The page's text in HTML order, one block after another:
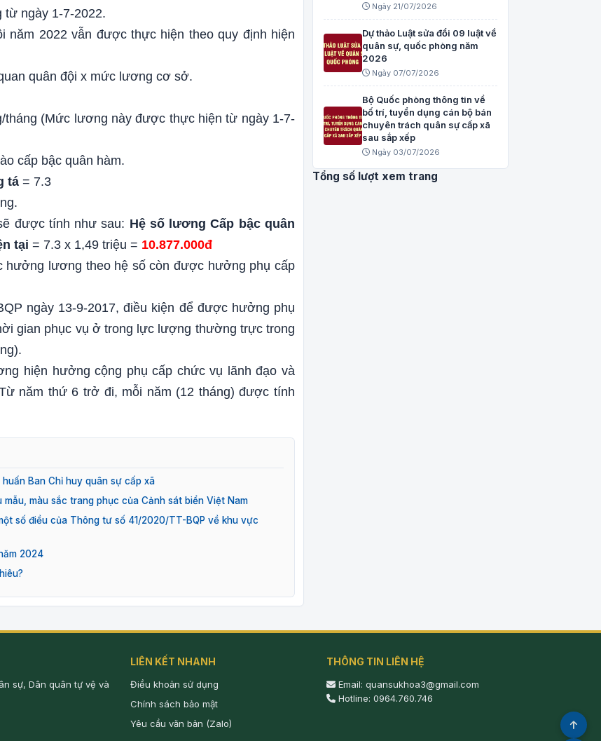
từ ngày 1-7-2022.
năm 2022 vẫn được thực hiện theo quy định hiện
quân đội x mức lương cơ sở.
(Mức lương này được thực hiện từ ngày 1-7-
cấp bậc quân hàm.
tá = 7.3
được tính như sau: Hệ số lương Cấp bậc quân
tại = 7.3 x 1,49 triệu = 10.877.000đ
hưởng lương theo hệ số còn được hưởng phụ cấp
ngày 13-9-2017, điều kiện để được hưởng phụ
gian phục vụ ở trong lực lượng thường trực trong
hiện hưởng cộng phụ cấp chức vụ lãnh đạo và
năm thứ 6 trở đi, mỗi năm (12 tháng) được tính
Ban Chỉ huy quân sự cấp xã
màu sắc trang phục của Cảnh sát biển Việt Nam
số điều của Thông tư số 41/2020/TT-BQP về khu vực
2024
Ngày 21/07/2026
Dự thảo Luật sửa đổi 09 luật về
quân sự, quốc phòng năm
2026
Ngày 07/07/2026
Bộ Quốc phòng thông tin về
bố trí, tuyển dụng cán bộ bán
chuyên trách quân sự cấp xã
sau sắp xếp
Ngày 03/07/2026
Tổng số lượt xem trang
sự, Dân quân tự vệ và
LIÊN KẾT NHANH
Điều khoản sử dụng
Chính sách bảo mật
Yêu cầu văn bản (Zalo)
THÔNG TIN LIÊN HỆ
Email: quansukhoa3@gmail.com
Hotline: 0964.760.746